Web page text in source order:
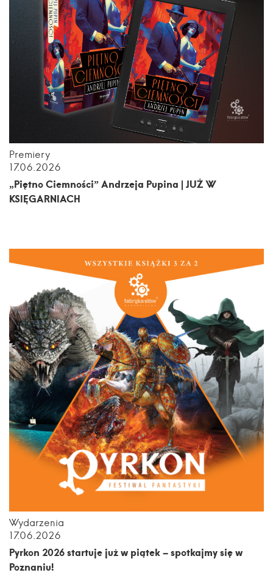
Premiery
17.06.2026
„Piętno Ciemności” Andrzeja Pupina | JUŻ W
KSIĘGARNIACH
Wydarzenia
17.06.2026
Pyrkon 2026 startuje już w piątek – spotkajmy się w
Poznaniu!